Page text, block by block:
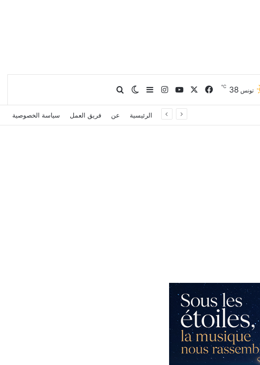
تونس 38
℃ فيسبوك يوتيوبانستقرامإضافة عمود جانبي
الوضع المظلم
بحث عن
الرئيسية عن فريق العمل سياسة الخصوصية